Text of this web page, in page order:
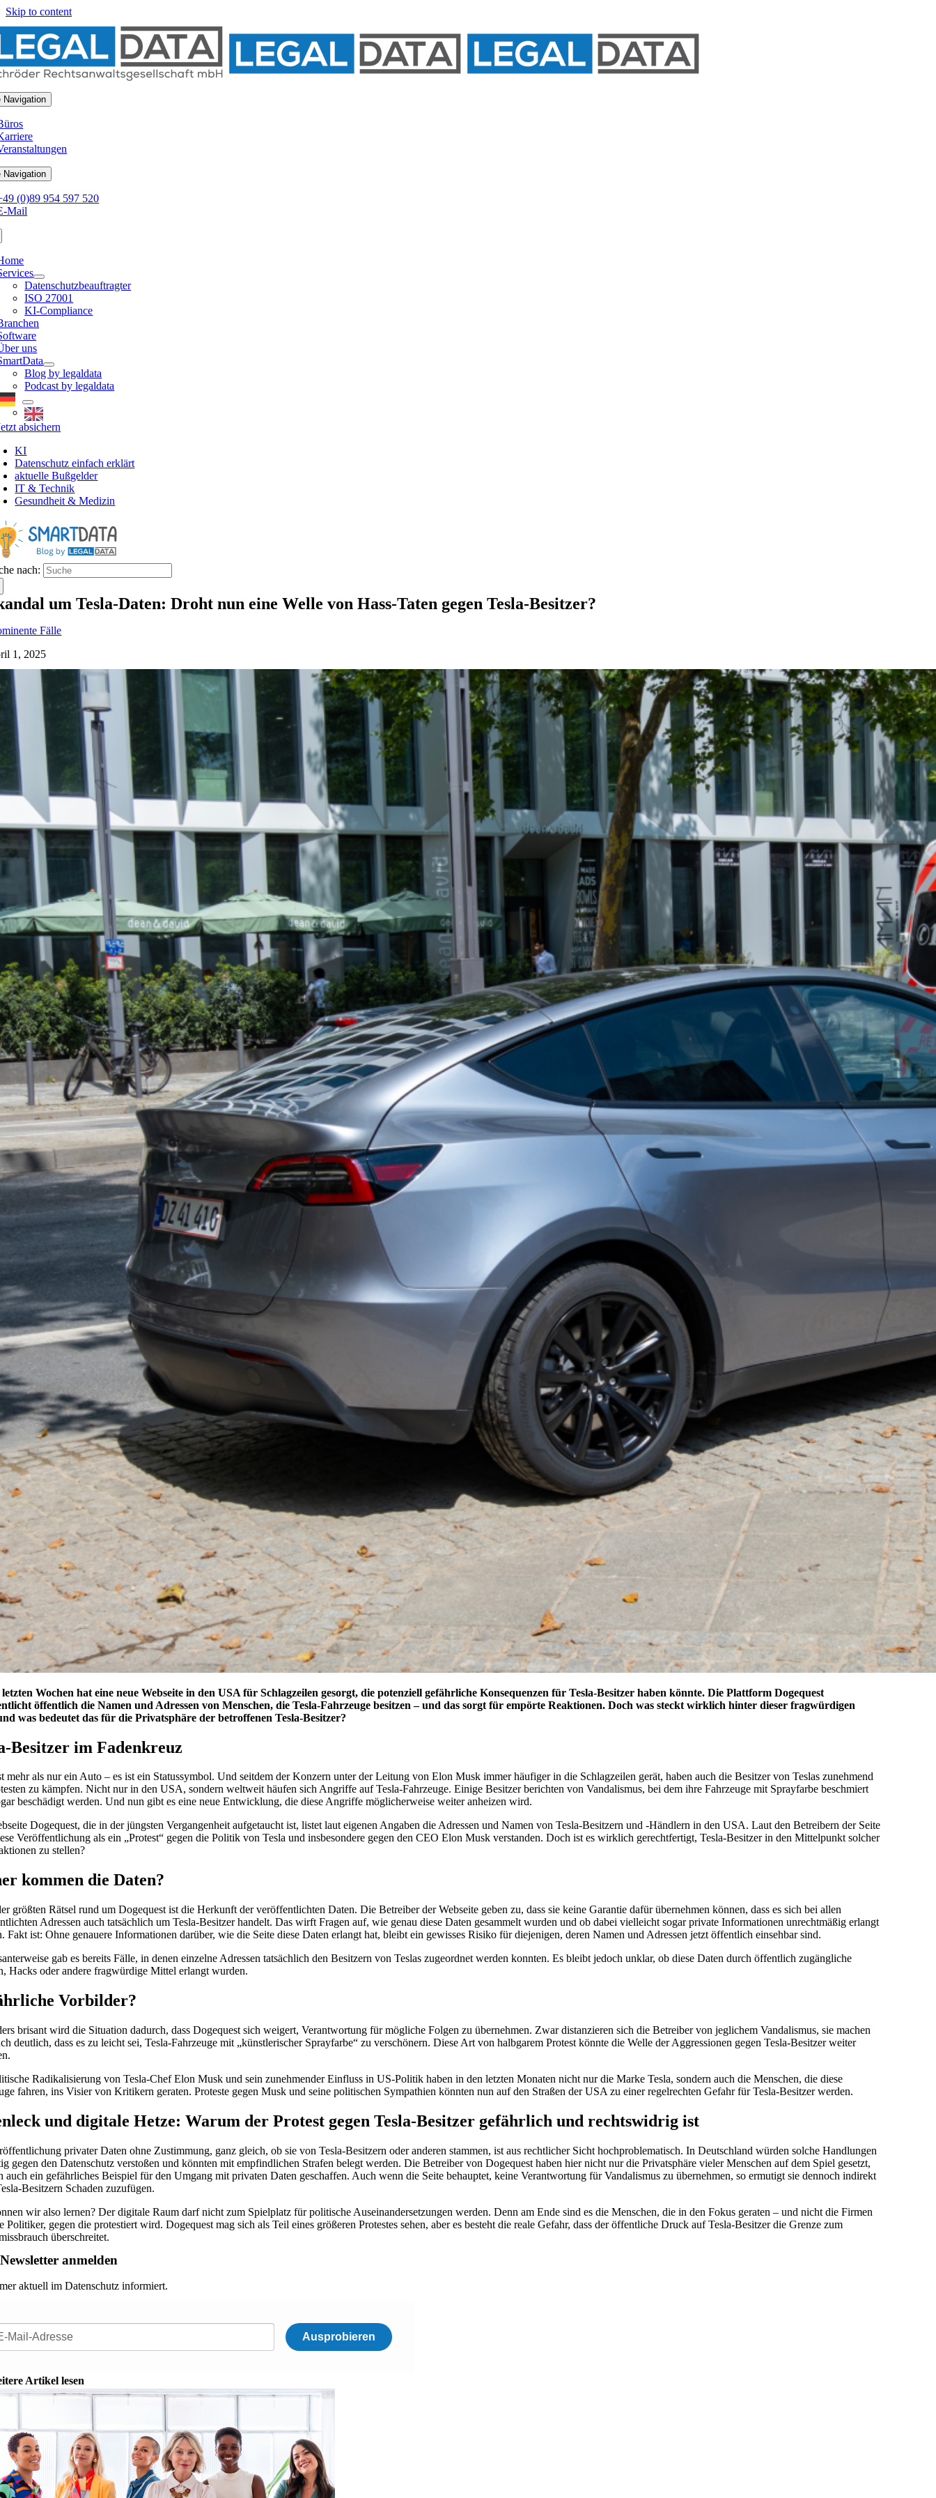
Skip to content
Navigation
Navigation
(0)89 954 597 520
Mail
Datenschutzbeauftragter
ISO 27001
KI-Compliance
uns
Blog by legaldata
Podcast by legaldata
absichern
KI
Datenschutz einfach erklärt
aktuelle Bußgelder
IT & Technik
Gesundheit & Medizin
nach:
um Tesla-Daten: Droht nun eine Welle von Hass-Taten gegen Tesla-Besitzer?
Fälle
1, 2025
Wochen hat eine neue Webseite in den USA für Schlagzeilen gesorgt, die potenziell gefährliche Konsequenzen für Tesla-Besitzer haben könnte. Die Plattform Dogequest
öffentlich die Namen und Adressen von Menschen, die Tesla-Fahrzeuge besitzen – und das sorgt für empörte Reaktionen. Doch was steckt wirklich hinter dieser fragwürdigen
was bedeutet das für die Privatsphäre der betroffenen Tesla-Besitzer?
Besitzer im Fadenkreuz
mehr als nur ein Auto – es ist ein Statussymbol. Und seitdem der Konzern unter der Leitung von Elon Musk immer häufiger in die Schlagzeilen gerät, haben auch die Besitzer von Teslas zunehmend
zu kämpfen. Nicht nur in den USA, sondern weltweit häufen sich Angriffe auf Tesla-Fahrzeuge. Einige Besitzer berichten von Vandalismus, bei dem ihre Fahrzeuge mit Sprayfarbe beschmiert
beschädigt werden. Und nun gibt es eine neue Entwicklung, die diese Angriffe möglicherweise weiter anheizen wird.
Dogequest, die in der jüngsten Vergangenheit aufgetaucht ist, listet laut eigenen Angaben die Adressen und Namen von Tesla-Besitzern und -Händlern in den USA. Laut den Betreibern der Seite
Veröffentlichung als ein „Protest“ gegen die Politik von Tesla und insbesondere gegen den CEO Elon Musk verstanden. Doch ist es wirklich gerechtfertigt, Tesla-Besitzer in den Mittelpunkt solcher
zu stellen?
kommen die Daten?
größten Rätsel rund um Dogequest ist die Herkunft der veröffentlichten Daten. Die Betreiber der Webseite geben zu, dass sie keine Garantie dafür übernehmen können, dass es sich bei allen
Adressen auch tatsächlich um Tesla-Besitzer handelt. Das wirft Fragen auf, wie genau diese Daten gesammelt wurden und ob dabei vielleicht sogar private Informationen unrechtmäßig erlangt
Fakt ist: Ohne genauere Informationen darüber, wie die Seite diese Daten erlangt hat, bleibt ein gewisses Risiko für diejenigen, deren Namen und Adressen jetzt öffentlich einsehbar sind.
gab es bereits Fälle, in denen einzelne Adressen tatsächlich den Besitzern von Teslas zugeordnet werden konnten. Es bleibt jedoch unklar, ob diese Daten durch öffentlich zugängliche
Hacks oder andere fragwürdige Mittel erlangt wurden.
Vorbilder?
brisant wird die Situation dadurch, dass Dogequest sich weigert, Verantwortung für mögliche Folgen zu übernehmen. Zwar distanzieren sich die Betreiber von jeglichem Vandalismus, sie machen
deutlich, dass es zu leicht sei, Tesla-Fahrzeuge mit „künstlerischer Sprayfarbe“ zu verschönern. Diese Art von halbgarem Protest könnte die Welle der Aggressionen gegen Tesla-Besitzer weiter
Radikalisierung von Tesla-Chef Elon Musk und sein zunehmender Einfluss in US-Politik haben in den letzten Monaten nicht nur die Marke Tesla, sondern auch die Menschen, die diese
fahren, ins Visier von Kritikern geraten. Proteste gegen Musk und seine politischen Sympathien könnten nun auf den Straßen der USA zu einer regelrechten Gefahr für Tesla-Besitzer werden.
und digitale Hetze: Warum der Protest gegen Tesla-Besitzer gefährlich und rechtswidrig ist
privater Daten ohne Zustimmung, ganz gleich, ob sie von Tesla-Besitzern oder anderen stammen, ist aus rechtlicher Sicht hochproblematisch. In Deutschland würden solche Handlungen
gegen den Datenschutz verstoßen und könnten mit empfindlichen Strafen belegt werden. Die Betreiber von Dogequest haben hier nicht nur die Privatsphäre vieler Menschen auf dem Spiel gesetzt,
auch ein gefährliches Beispiel für den Umgang mit privaten Daten geschaffen. Auch wenn die Seite behauptet, keine Verantwortung für Vandalismus zu übernehmen, so ermutigt sie dennoch indirekt
Besitzern Schaden zuzufügen.
wir also lernen? Der digitale Raum darf nicht zum Spielplatz für politische Auseinandersetzungen werden. Denn am Ende sind es die Menschen, die in den Fokus geraten – und nicht die Firmen
Politiker, gegen die protestiert wird. Dogequest mag sich als Teil eines größeren Protestes sehen, aber es besteht die reale Gefahr, dass der öffentliche Druck auf Tesla-Besitzer die Grenze zum
überschreitet.
anmelden
aktuell im Datenschutz informiert.
Ausprobieren
Artikel lesen